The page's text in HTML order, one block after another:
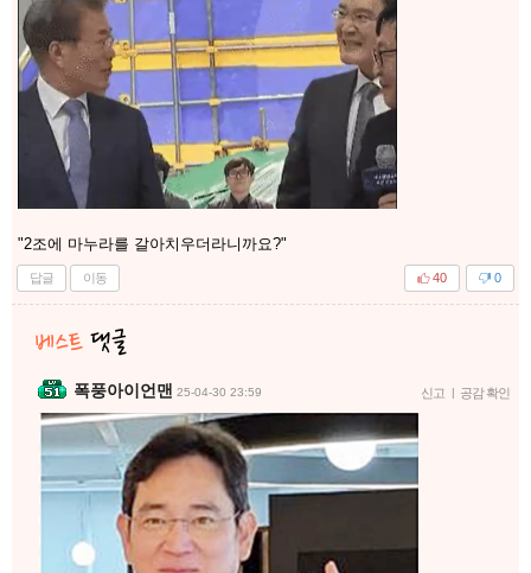
"2조에 마누라를 갈아치우더라니까요?"
답글 이동 0
40
폭풍아이언맨 25-04-30 23:59 신고 | 공감 확인